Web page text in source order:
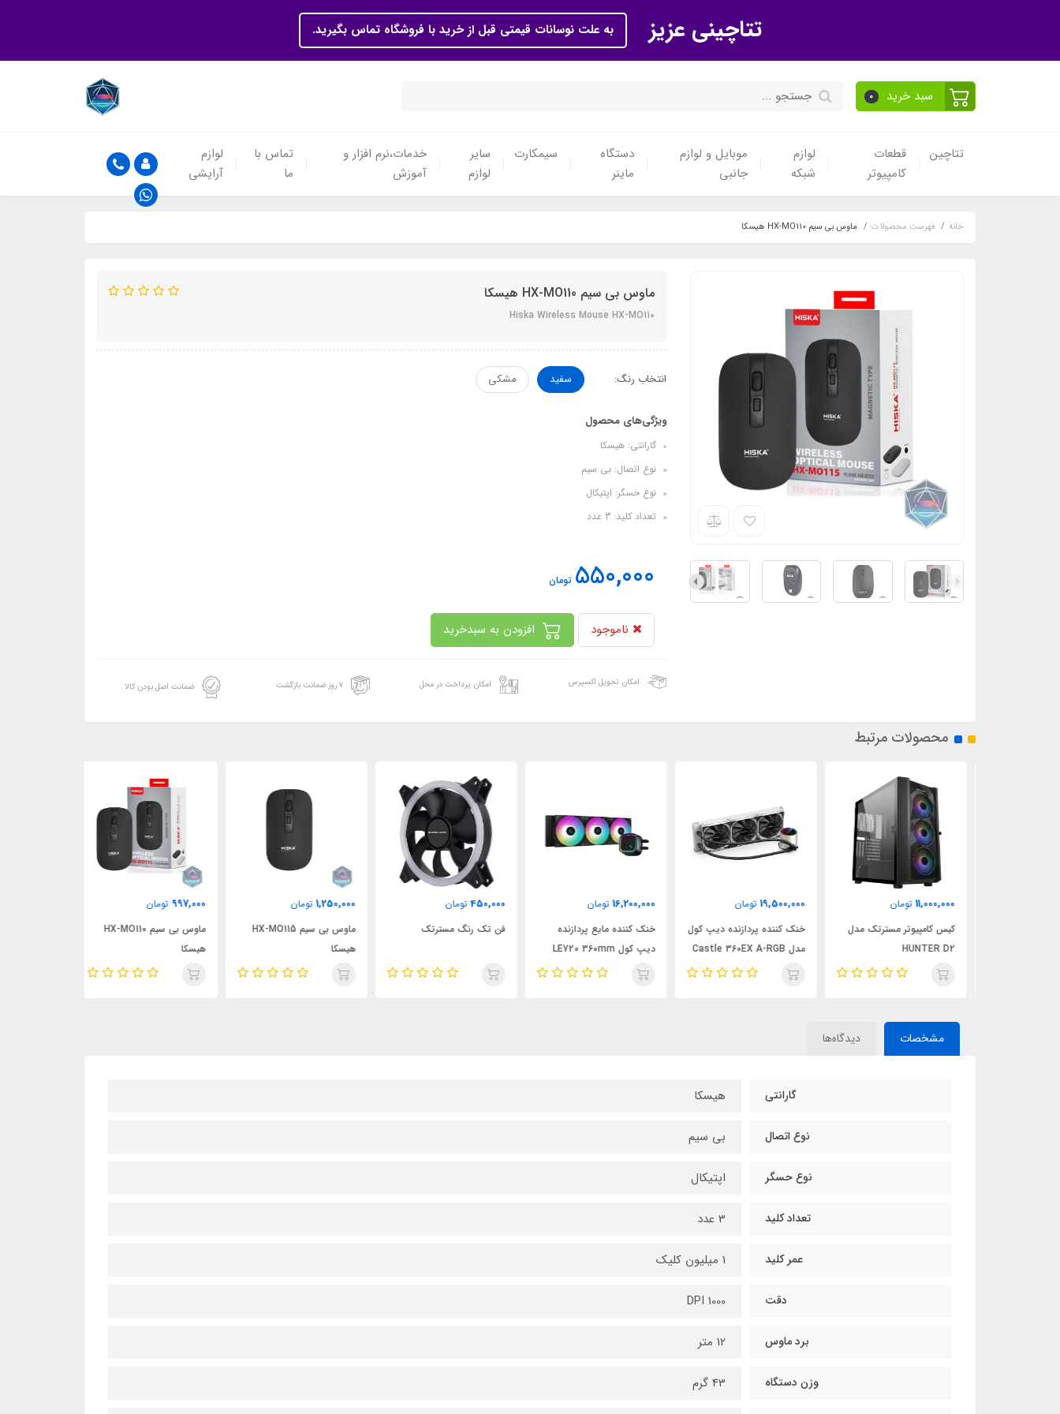
تتاچینی عزیز به علت نوسانات قیمتی قبل از خرید با فروشگاه تماس بگیرید.
سبد خرید 0
تتاچین
قطعات
کامپیوتر
لوازم
شبکه
موبایل و لوازم
جانبی
دستگاه
ماینر
سیمکارت
سایر
لوازم
خدمات،نرم افزار و
آموزش
تماس با
ما
لوازم
آرایشی
خانه فهرست محصولات ماوس بی سیم HX-MO110 هیسکا
ماوس بی سیم HX-MO110 هیسکا
Hiska Wireless Mouse HX-MO110
انتخاب رنگ: سفید مشکی
ویژگی‌های محصول
گارانتی: هیسکا
نوع اتصال: بی سیم
نوع حسگر: اپتیکال
تعداد کلید: 3 عدد
550,000 تومان
ناموجود
امکان تحویل اکسپرس امکان پرداخت در محل ۷ روز ضمانت بازگشت ضمانت اصل بودن کالا
محصولات مرتبط
11,000,000 تومان
کیس کامپیوتر مسترتک مدل
HUNTER D2
19,500,000 تومان
خنک کننده پردازنده دیپ کول
مدل Castle 360EX A-RGB
WHdeepcool 360ex wh
16,200,000 تومان
خنک کننده مایع پردازنده
دیپ کول LE720 360mm
ARGB
450,000 تومان
فن تک رنگ مسترتک
1,250,000 تومان
ماوس بی سیم HX-MO115
هیسکا
997,000 تومان
ماوس بی سیم HX-MO110
هیسکا
مشخصات دیدگاه‌ها
گارانتی هیسکا
نوع اتصال بی سیم
نوع حسگر اپتیکال
تعداد کلید 3 عدد
عمر کلید 1 میلیون کلیک
دقت 1000 DPI
برد ماوس 12 متر
وزن دستگاه 43 گرم